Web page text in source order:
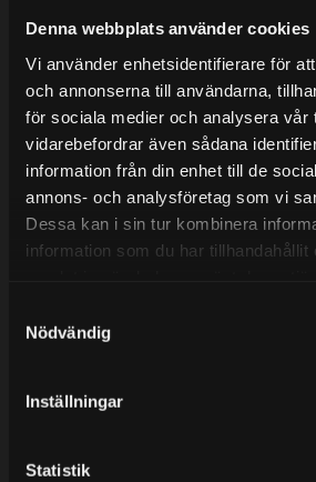
Denna webbplats använder cookies
Vi använder enhetsidentifierare för
och annonserna till användarna,
för sociala medier och analysera vår
vidarebefordrar även sådana
information från din enhet till de
annons- och analysföretag som vi
Dessa kan i sin tur kombinera
information som du har tillhandahållit
Nödvändig
Inställningar
Statistik
det helt stängt.
Mån-Tors: 10:30-15:00
Lunchstängt 12:00-13:00
Tel:031- 51 66 60
E-post: info@streetperformance.se
KUNSKAPSCENTER
KUNDTJÄNST